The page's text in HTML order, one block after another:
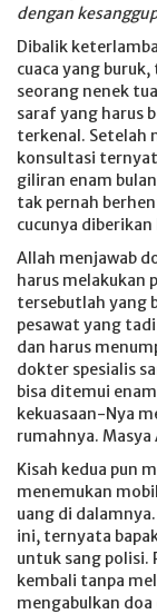
dengan
Dibalik
cuaca yang
seorang nenek
saraf yang harus
terkenal. Setelah
konsultasi
giliran enam
tak pernah
cucunya
Allah menjawab
harus melakukan
tersebutlah yang
pesawat yang
dan harus
dokter spesialis
bisa ditemui
kekuasaan-Nya
rumahnya. Masya
Kisah kedua pun
menemukan
uang di
ini, ternyata
untuk sang
kembali tanpa
mengabulkan